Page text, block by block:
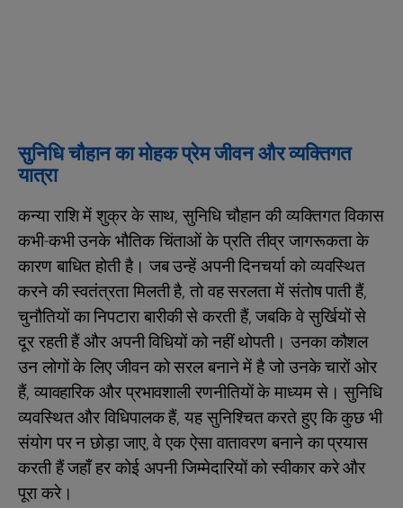
सुनिधि चौहान का मोहक प्रेम जीवन और व्यक्तिगत
यात्रा
कन्या राशि में शुक्र के साथ, सुनिधि चौहान की व्यक्तिगत विकास
कभी-कभी उनके भौतिक चिंताओं के प्रति तीव्र जागरूकता के
कारण बाधित होती है। जब उन्हें अपनी दिनचर्या को व्यवस्थित
करने की स्वतंत्रता मिलती है, तो वह सरलता में संतोष पाती हैं,
चुनौतियों का निपटारा बारीकी से करती हैं, जबकि वे सुर्खियों से
दूर रहती हैं और अपनी विधियों को नहीं थोपती। उनका कौशल
उन लोगों के लिए जीवन को सरल बनाने में है जो उनके चारों ओर
हैं, व्यावहारिक और प्रभावशाली रणनीतियों के माध्यम से। सुनिधि
व्यवस्थित और विधिपालक हैं, यह सुनिश्चित करते हुए कि कुछ भी
संयोग पर न छोड़ा जाए, वे एक ऐसा वातावरण बनाने का प्रयास
करती हैं जहाँ हर कोई अपनी जिम्मेदारियों को स्वीकार करे और
पूरा करे।